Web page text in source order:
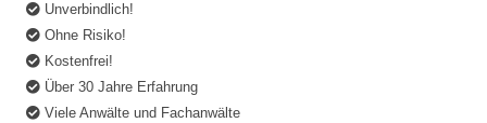
Unverbindlich!
Ohne Risiko!
Kostenfrei!
Über 30 Jahre Erfahrung
Viele Anwälte und Fachanwälte